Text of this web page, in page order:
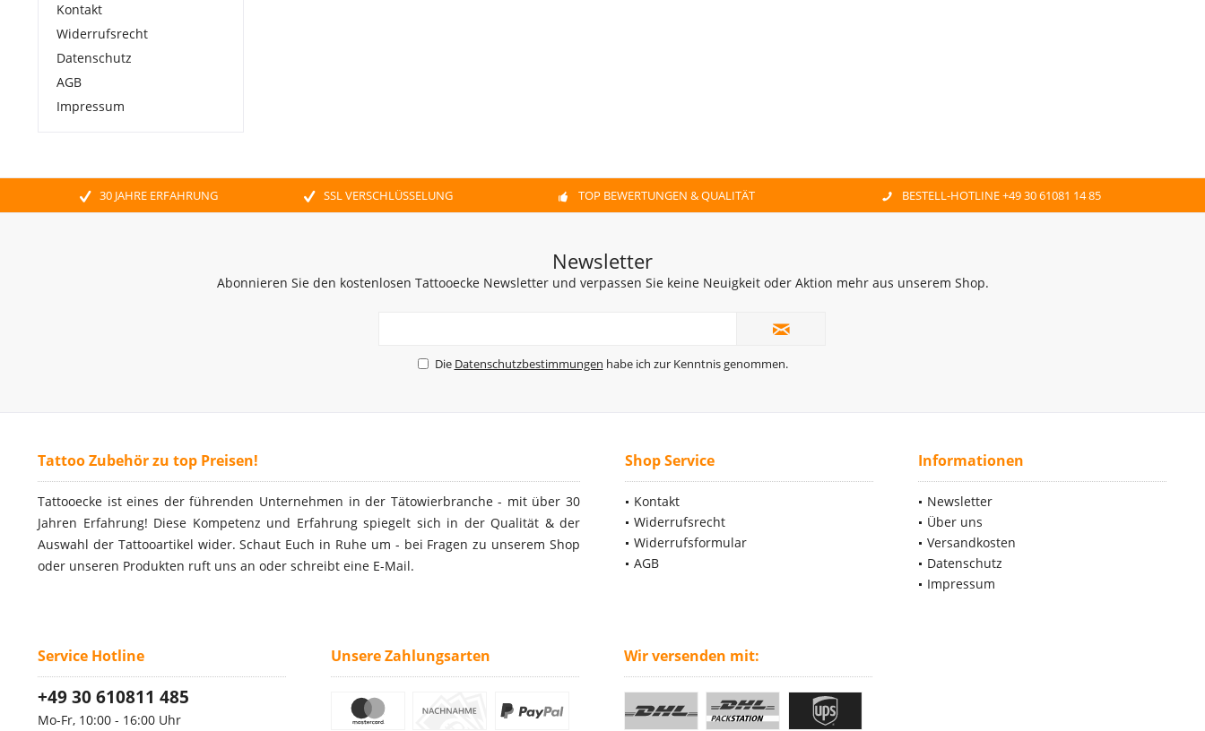
Kontakt
Widerrufsrecht
Datenschutz
AGB
Impressum
30 JAHRE ERFAHRUNG SSL VERSCHLÜSSELUNG TOP BEWERTUNGEN & QUALITÄT BESTELL-HOTLINE +49 30 61081 14 85
Newsletter
Abonnieren Sie den kostenlosen Tattooecke Newsletter und verpassen Sie keine Neuigkeit oder Aktion mehr aus unserem Shop.
Die Datenschutzbestimmungen habe ich zur Kenntnis genommen.
Tattoo Zubehör zu top Preisen!
Tattooecke ist eines der führenden Unternehmen in der Tätowierbranche - mit über 30
Jahren Erfahrung! Diese Kompetenz und Erfahrung spiegelt sich in der Qualität & der
Auswahl der Tattooartikel wider. Schaut Euch in Ruhe um - bei Fragen zu unserem Shop
oder unseren Produkten ruft uns an oder schreibt eine E-Mail.
Shop Service
Kontakt
Widerrufsrecht
Widerrufsformular
AGB
Informationen
Newsletter
Über uns
Versandkosten
Datenschutz
Impressum
Service Hotline
+49 30 610811 485
Mo-Fr, 10:00 - 16:00 Uhr
Unsere Zahlungsarten Wir versenden mit: